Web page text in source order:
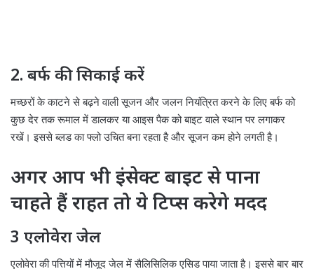
2. बर्फ की सिकाई करें
मच्छरों के काटने से बढ़ने वाली सूजन और जलन नियंत्रित करने के लिए बर्फ को
कुछ देर तक रूमाल में डालकर या आइस पैक को बाइट वाले स्थान पर लगाकर
रखें। इससे ब्लड का फ्लो उचित बना रहता है और सूजन कम होने लगती है।
अगर आप भी इंसेक्ट बाइट से पाना
चाहते हैं राहत तो ये टिप्स करेगे मदद
3 एलोवेरा जेल
एलोवेरा की पत्तियों में मौजूद जेल में सैलिसिलिक एसिड पाया जाता है। इससे बार बार